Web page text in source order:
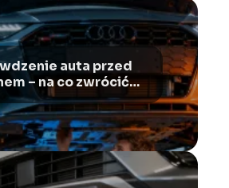
auta przed
– na co zwrócić
uwagę?